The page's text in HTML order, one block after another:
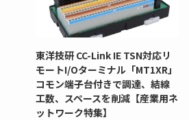
東洋技研 CC-Link IE TSN対応リ
モートI/Oターミナル「MT1XR」
コモン端子台付きで調達、結線
工数、スペースを削減【産業用ネ
ットワーク特集】